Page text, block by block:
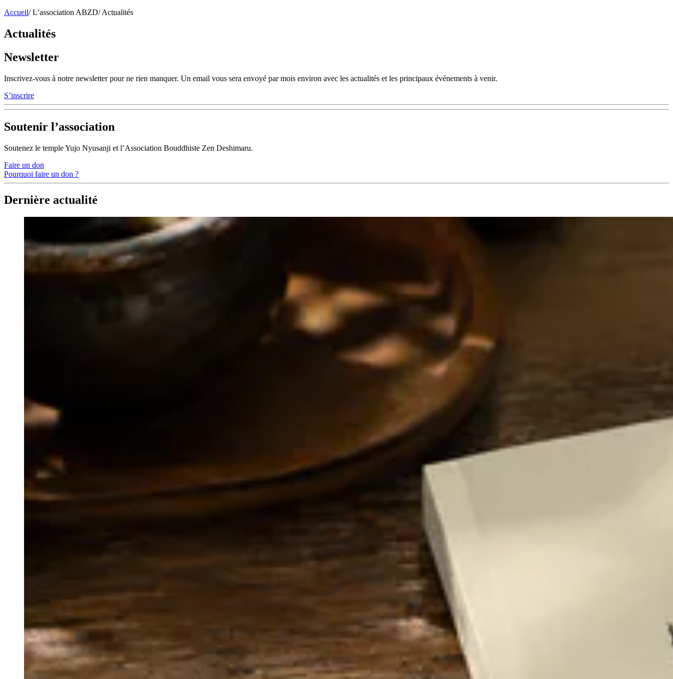
Accueil/ L’association ABZD/ Actualités
Actualités
Newsletter
Inscrivez-vous à notre newsletter pour ne rien manquer. Un email vous sera envoyé par mois environ avec les actualités et les principaux événements à venir.
S’inscrire
Soutenir l’association
Soutenez le temple Yujo Nyusanji et l’Association Bouddhiste Zen Deshimaru.
Faire un don
Pourquoi faire un don ?
Dernière actualité